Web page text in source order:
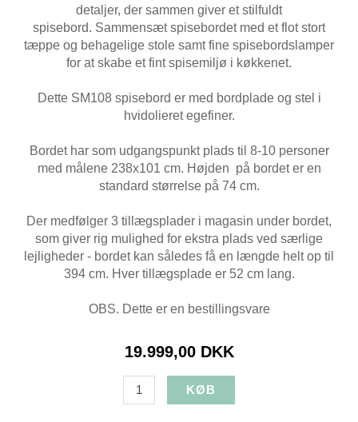
detaljer, der sammen giver et stilfuldt
spisebord. Sammensæt spisebordet med et flot stort
tæppe og behagelige stole samt fine spisebordslamper
for at skabe et fint spisemiljø i køkkenet.
Dette SM108 spisebord er med bordplade og stel i
hvidolieret egefiner.
Bordet har som udgangspunkt plads til 8-10 personer
med målene 238x101 cm. Højden på bordet er en
standard størrelse på 74 cm.
Der medfølger 3 tillægsplader i magasin under bordet,
som giver rig mulighed for ekstra plads ved særlige
lejligheder - bordet kan således få en længde helt op til
394 cm. Hver tillægsplade er 52 cm lang.
OBS. Dette er en bestillingsvare
19.999,00 DKK